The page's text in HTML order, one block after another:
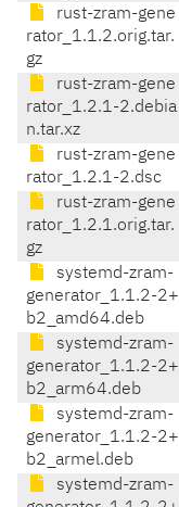
rust-zram-gene
rator_1.1.2.orig.tar.
gz
rust-zram-gene
rator_1.2.1-2.debia
n.tar.xz
rust-zram-gene
rator_1.2.1-2.dsc
rust-zram-gene
rator_1.2.1.orig.tar.
gz
systemd-zram-
generator_1.1.2-2+
b2_amd64.deb
systemd-zram-
generator_1.1.2-2+
b2_arm64.deb
systemd-zram-
generator_1.1.2-2+
b2_armel.deb
systemd-zram-